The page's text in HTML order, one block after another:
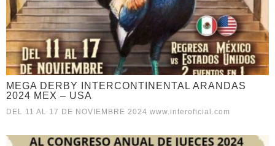
MEGA DERBY INTERCONTINENTAL ARANDAS
2024 MEX – USA
DEL 11 AL 17 DE NOVIEMBRE 2024 www.interoficial.com